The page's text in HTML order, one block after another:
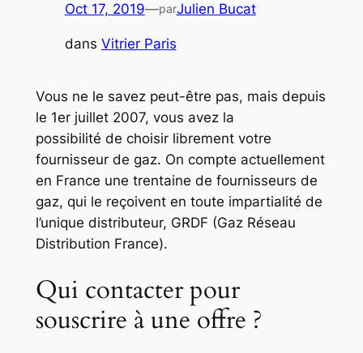
Oct 17, 2019—parJulien Bucat
dans Vitrier Paris
Vous ne le savez peut-être pas, mais depuis
le 1er juillet 2007, vous avez la
possibilité de choisir librement votre
fournisseur de gaz. On compte actuellement
en France une trentaine de fournisseurs de
gaz, qui le reçoivent en toute impartialité de
l’unique distributeur, GRDF (Gaz Réseau
Distribution France).
Qui contacter pour
souscrire à une offre ?